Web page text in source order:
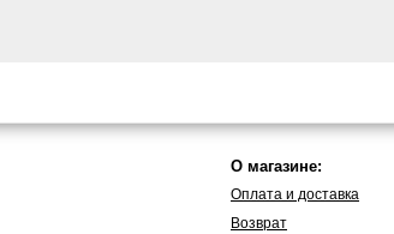
О магазине:
Оплата и доставка
Возврат